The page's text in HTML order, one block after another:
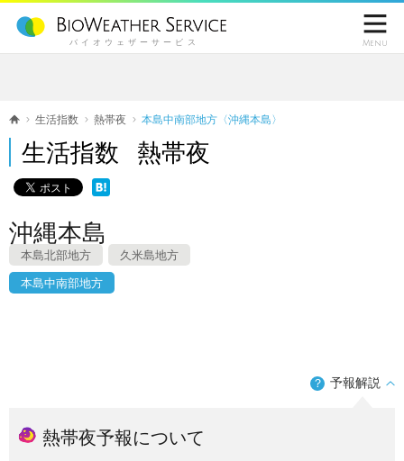
バイオウェザーサービス

Menu
生活指数 熱帯夜 本島中南部地方〈沖縄本島〉
生活指数 熱帯夜
沖縄本島
本島北部地方 久米島地方
本島中南部地方
？ 予報解説
熱帯夜予報について